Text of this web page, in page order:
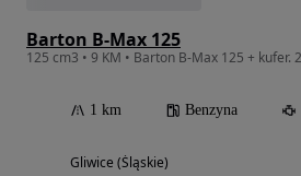
Barton B-Max 125
1 km Benzyna
Gliwice (Śląskie)